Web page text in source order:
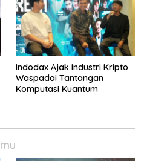
Indodax Ajak Industri Kripto
Waspadai Tantangan
Komputasi Kuantum